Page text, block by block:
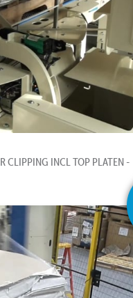
CLIPPING INCL TOP PLATEN -